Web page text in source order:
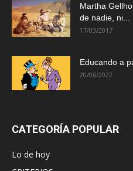
Martha
de nadie, ni...
17/03/2017
Educando a
20/06/2022
CATEGORÍA POPULAR
Lo de hoy